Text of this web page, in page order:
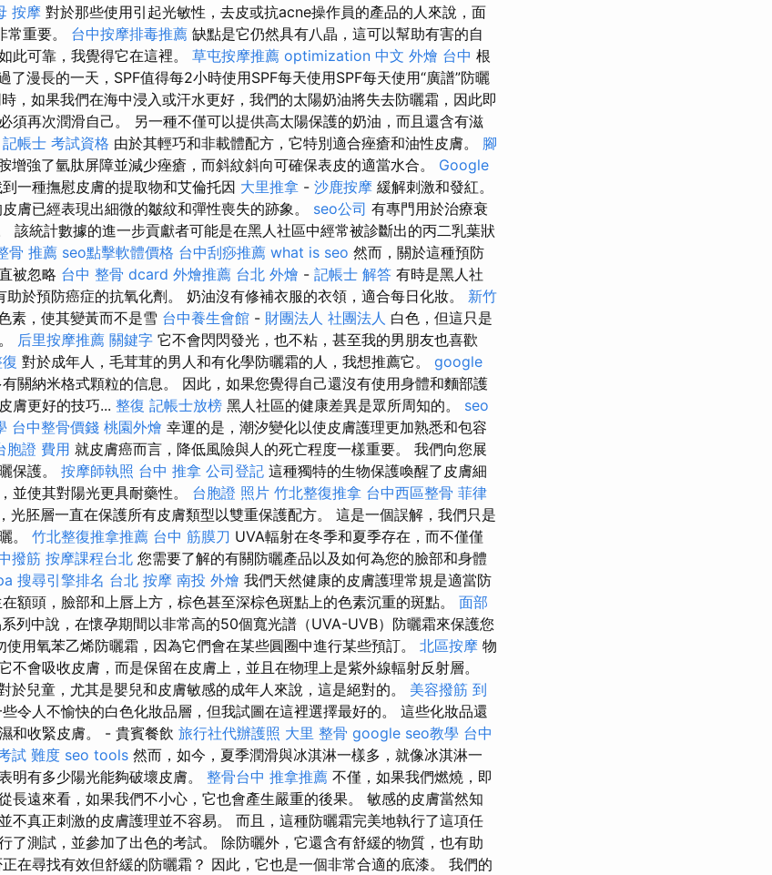
按摩 對於那些使用引起光敏性，去皮或抗acne操作員的產品的人來說，面
常重要。 台中按摩排毒推薦 缺點是它仍然具有八晶，這可以幫助有害的自
此可靠，我覺得它在這裡。 草屯按摩推薦 optimization 中文 外燴 台中 根
漫長的一天，SPF值得每2小時使用SPF每天使用SPF每天使用“廣譜”防曬
，如果我們在海中浸入或汗水更好，我們的太陽奶油將失去防曬霜，因此即
須再次潤滑自己。 另一種不僅可以提供高太陽保護的奶油，而且還含有滋
記帳士 考試資格 由於其輕巧和非載體配方，它特別適合痤瘡和油性皮膚。 腳
增強了氫肽屏障並減少痤瘡，而斜紋斜向可確保表皮的適當水合。 Google
一種撫慰皮膚的提取物和艾倫托因 大里推拿 - 沙鹿按摩 緩解刺激和發紅。
膚已經表現出細微的皺紋和彈性喪失的跡象。 seo公司 有專門用於治療衰
該統計數據的進一步貢獻者可能是在黑人社區中經常被診斷出的丙二乳葉狀
骨 推薦 seo點擊軟體價格 台中刮痧推薦 what is seo 然而，關於這種預防
被忽略 台中 整骨 dcard 外燴推薦 台北 外燴 - 記帳士 解答 有時是黑人社
助於預防癌症的抗氧化劑。 奶油沒有修補衣服的衣領，適合每日化妝。 新竹
素，使其變黃而不是雪 台中養生會館 - 財團法人 社團法人 白色，但這只是
后里按摩推薦 關鍵字 它不會閃閃發光，也不粘，甚至我的男朋友也喜歡
對於成年人，毛茸茸的男人和有化學防曬霜的人，我想推薦它。 google
關納米格式顆粒的信息。 因此，如果您覺得自己還沒有使用身體和麵部護
膚更好的技巧... 整復 記帳士放榜 黑人社區的健康差異是眾所周知的。 seo
台中整骨價錢 桃園外燴 幸運的是，潮汐變化以使皮膚護理更加熟悉和包容
胞證 費用 就皮膚癌而言，降低風險與人的死亡程度一樣重要。 我們向您展
保護。 按摩師執照 台中 推拿 公司登記 這種獨特的生物保護喚醒了皮膚細
並使其對陽光更具耐藥性。 台胞證 照片 竹北整復推拿 台中西區整骨 菲律
光胚層一直在保護所有皮膚類型以雙重保護配方。 這是一個誤解，我們只是
。 竹北整復推拿推薦 台中 筋膜刀 UVA輻射在冬季和夏季存在，而不僅僅
撥筋 按摩課程台北 您需要了解的有關防曬產品以及如何為您的臉部和身體
搜尋引擎排名 台北 按摩 南投 外燴 我們天然健康的皮膚護理常規是適當防
額頭，臉部和上唇上方，棕色甚至深棕色斑點上的色素沉重的斑點。 面部
列中說，在懷孕期間以非常高的50個寬光譜（UVA-UVB）防曬霜來保護您
使用氧苯乙烯防曬霜，因為它們會在某些圓圈中進行某些預訂。 北區按摩 物
不會吸收皮膚，而是保留在皮膚上，並且在物理上是紫外線輻射反射層。
於兒童，尤其是嬰兒和皮膚敏感的成年人來說，這是絕對的。 美容撥筋 到
令人不愉快的白色化妝品層，但我試圖在這裡選擇最好的。 這些化妝品還
和收緊皮膚。 - 貴賓餐飲 旅行社代辦護照 大里 整骨 google seo教學 台中
試 難度 seo tools 然而，如今，夏季潤滑與冰淇淋一樣多，就像冰淇淋一
明有多少陽光能夠破壞皮膚。 整骨台中 推拿推薦 不僅，如果我們燃燒，即
長遠來看，如果我們不小心，它也會產生嚴重的後果。 敏感的皮膚當然知
不真正刺激的皮膚護理並不容易。 而且，這種防曬霜完美地執行了這項任
了測試，並參加了出色的考試。 除防曬外，它還含有舒緩的物質，也有助
在尋找有效但舒緩的防曬霜？ 因此，它也是一個非常合適的底漆。 我們的